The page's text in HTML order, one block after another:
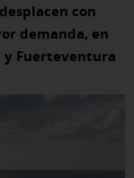
con
demanda, en
y Fuerteventura